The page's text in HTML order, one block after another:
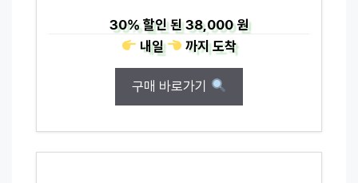
30%할인 된38,000 원
내일
까지도착
구매 바로가기